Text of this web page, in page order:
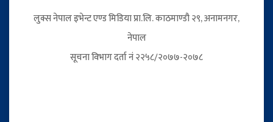
लुक्स नेपाल इभेन्ट एण्ड मिडिया प्रा.लि. काठमाण्डौ २९, अनामनगर,
नेपाल
सूचना विभाग दर्ता नं २२५८/२०७७-२०७८